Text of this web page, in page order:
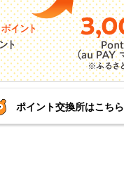
ポイント交換所はこちら